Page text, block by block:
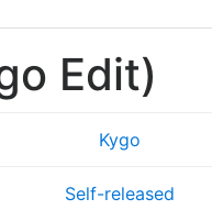
Edit)
Kygo
Self-released